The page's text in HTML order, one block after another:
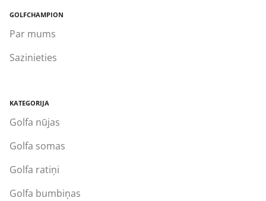
GOLFCHAMPION
Par mums
Sazinieties
KATEGORIJA
Golfa nūjas
Golfa somas
Golfa ratiņi
Golfa bumbiņas